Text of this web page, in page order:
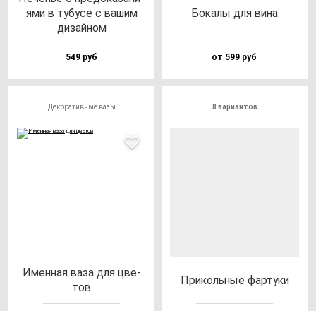
ями в ту­бу­се с ва­шим
ди­зай­ном
549 руб
Бока­лы для ви­на
от 599 руб
Декоративные вазы
Имен­ная ва­за для цве­
тов
8 вариантов
При­коль­ные фар­ту­ки